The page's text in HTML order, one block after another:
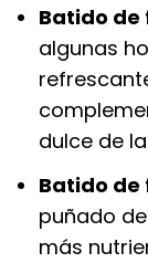
Batido de
algunas
dulce de
Batido de
puñado
más